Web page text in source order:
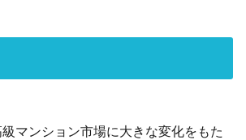
マンション市場に大きな変化をもた